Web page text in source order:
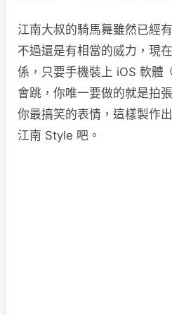
江南大叔的騎馬舞雖然已經
不過還是有相當的威力，現
係，只要手機裝上 iOS 軟體
會跳，你唯一要做的就是拍
你最搞笑的表情，這樣製作
江南 Style 吧。